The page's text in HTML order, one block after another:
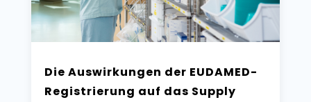
Die Auswirkungen der EUDAMED-
Registrierung auf das Supply